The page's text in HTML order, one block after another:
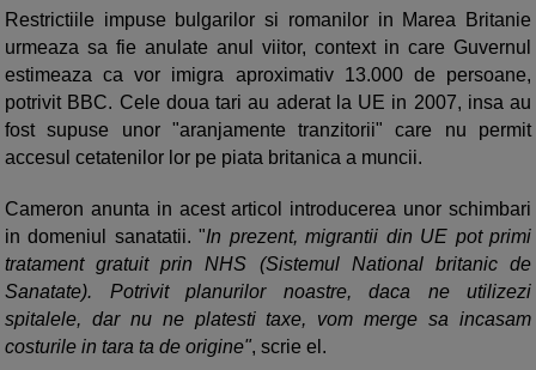
Restrictiile impuse bulgarilor si romanilor in Marea Britanie
urmeaza sa fie anulate anul viitor, context in care Guvernul
estimeaza ca vor imigra aproximativ 13.000 de persoane,
potrivit BBC. Cele doua tari au aderat la UE in 2007, insa au
fost supuse unor "aranjamente tranzitorii" care nu permit
accesul cetatenilor lor pe piata britanica a muncii.
Cameron anunta in acest articol introducerea unor schimbari
in domeniul sanatatii. "In prezent, migrantii din UE pot primi
tratament gratuit prin NHS (Sistemul National britanic de
Sanatate). Potrivit planurilor noastre, daca ne utilizezi
spitalele, dar nu ne platesti taxe, vom merge sa incasam
costurile in tara ta de origine", scrie el.